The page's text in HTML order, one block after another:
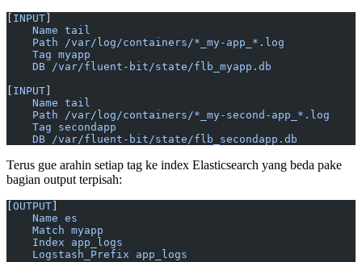
INPUT
    Name tail
    Path /var/log/containers/*_my-app_*.log
    Tag myapp
    DB /var/fluent-bit/state/flb_myapp.db
INPUT
    Name tail
    Path /var/log/containers/*_my-second-app_*.log
    Tag secondapp
    DB /var/fluent-bit/state/flb_secondapp.db
Terus gue arahin setiap tag ke index Elasticsearch yang beda pake
bagian output terpisah:
OUTPUT
    Name es
    Match myapp
    Index app_logs
    Logstash_Prefix app_logs